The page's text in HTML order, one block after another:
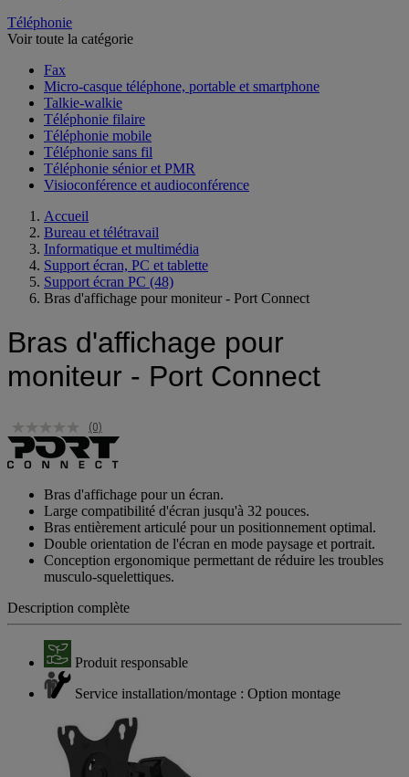
Téléphonie
Voir toute la catégorie
Fax
Micro-casque téléphone, portable et smartphone
Talkie-walkie
Téléphonie filaire
Téléphonie mobile
Téléphonie sans fil
Téléphonie sénior et PMR
Visioconférence et audioconférence
Accueil
Bureau et télétravail
Informatique et multimédia
Support écran, PC et tablette
Support écran PC (48)
Bras d'affichage pour moniteur - Port Connect
Bras d'affichage pour
moniteur - Port Connect
(0)
Bras d'affichage pour un écran.
Large compatibilité d'écran jusqu'à 32 pouces.
Bras entièrement articulé pour un positionnement optimal.
Double orientation de l'écran en mode paysage et portrait.
Conception ergonomique permettant de réduire les troubles
musculo-squelettiques.
Description complète
Produit responsable
Service installation/montage : Option montage